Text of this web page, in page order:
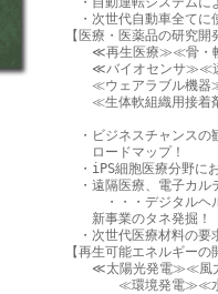
・次世代自動車全てに
【医療・医薬品の研究開
≪再生医療≫≪骨・
≪バイオセンサ≫≪遠
≪ウェアラブル機器
≪生体軟組織用接着
・ビジネスチャンスの
ロードマップ！
・iPS細胞医療分野に
・遠隔医療、電子カル
・・・デジタルヘル
新事業のタネ発掘！
・次世代医療材料の
【再生可能エネルギーの
≪太陽光発電≫≪風
≪環境発電≫≪水